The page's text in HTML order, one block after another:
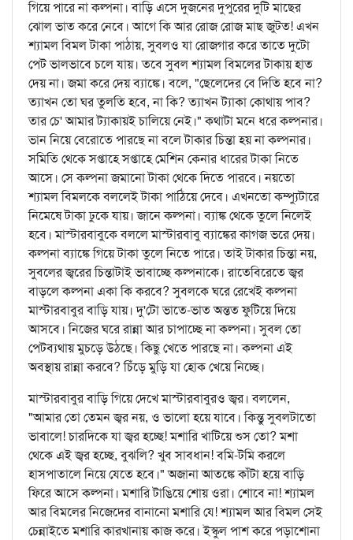
গিয়ে পারে না কল্পনা। বাড়ি এসে দুজনের দুপুরের দুটি মাছের
ঝোল ভাত করে নেবে। আগে কি আর রোজ রোজ মাছ জুটত! এখন
শ্যামল বিমল টাকা পাঠায়, সুবলও যা রোজগার করে তাতে দুটো
পেট ভালভাবে চলে যায়। তবে সুবল শ্যামল বিমলের টাকায় হাত
দেয় না। জমা করে দেয় ব্যাঙ্কে। বলে, "ছেলেদের বে দিতি হবে না?
ত্যাখন তো ঘর তুলতি হবে, না কি? ত্যাখন ট্যাকা কোথায় পাব?
তার চে' আমার ট্যাকায়ই চালিয়ে নেই।" কথাটা মনে ধরে কল্পনার।
ভান নিয়ে বেরোতে পারছে না বলে টাকার চিন্তা হয় না কল্পনার।
সমিতি থেকে সপ্তাহে সপ্তাহে মেশিন কেনার ধারের টাকা নিতে
আসে। সে কল্পনা জমানো টাকা থেকে দিতে পারবে। নয়তো
শ্যামল বিমলকে বললেই টাকা পাঠিয়ে দেবে। এখনতো কম্প্যুটারে
নিমেষে টাকা ঢুকে যায়। জানে কল্পনা। ব্যাঙ্ক থেকে তুলে নিলেই
হবে। মাস্টারবাবুকে বললে মাস্টারবাবু ব্যাঙ্কের কাগজ ভরে দেয়।
কল্পনা ব্যাঙ্কে গিয়ে টাকা তুলে নিতে পারে। তাই টাকার চিন্তা নয়,
সুবলের জ্বরের চিন্তাটাই ভাবাচ্ছে কল্পনাকে। রাতেবিরেতে জ্বর
বাড়লে কল্পনা একা কি করবে? সুবলকে ঘরে রেখেই কল্পনা
মাস্টারবাবুর বাড়ি যায়। দু'টো ভাতে-ভাত অন্তত ফুটিয়ে দিয়ে
আসবে। নিজের ঘরে রান্না আর চাপাচ্ছে না কল্পনা। সুবল তো
পেটব্যথায় মুচড়ে উঠছে। কিছু খেতে পারছে না। কল্পনা এই
অবস্থায় রান্না করবে? চিঁড়ে মুড়ি যা হোক খেয়ে নিচ্ছে।
মাস্টারবাবুর বাড়ি গিয়ে দেখে মাস্টারবাবুরও জ্বর। বললেন,
"আমার তো তেমন জ্বর নয়, ও ভালো হয়ে যাবে। কিন্তু সুবলটাতো
ভাবালে! চারদিকে যা জ্বর হচ্ছে! মশারি খাটিয়ে শুস তো? মশা
থেকে এই জ্বর হচ্ছে, বুঝলি? খুব সাবধান! বমি-টমি করলে
হাসপাতালে নিয়ে যেতে হবে।" অজানা আতঙ্কে কাঁটা হয়ে বাড়ি
ফিরে আসে কল্পনা। মশারি টাঙিয়ে শোয় ওরা। শোবে না! শ্যামল
আর বিমলের নিজেদের বানানো মশারি যে! শ্যামল আর বিমল সেই
চেন্নাইতে মশারি কারখানায় কাজ করে। ইস্কুল পাশ করে পড়াশোনা